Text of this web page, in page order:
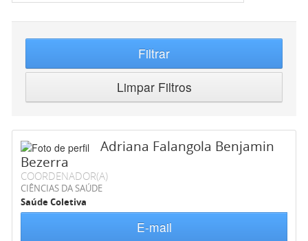
Filtrar
Limpar Filtros
Adriana Falangola Benjamin
Bezerra
COORDENADOR(A)
CIÊNCIAS DA SAÚDE
Saúde Coletiva
E-mail